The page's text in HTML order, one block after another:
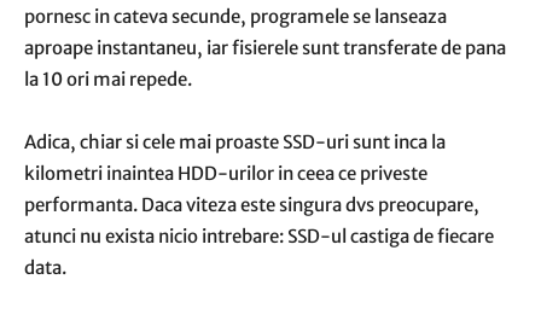
pornesc in cateva secunde, programele se lanseaza
aproape instantaneu, iar fisierele sunt transferate de pana
la 10 ori mai repede.
Adica, chiar si cele mai proaste SSD-uri sunt inca la
kilometri inaintea HDD-urilor in ceea ce priveste
performanta. Daca viteza este singura dvs preocupare,
atunci nu exista nicio intrebare: SSD-ul castiga de fiecare
data.